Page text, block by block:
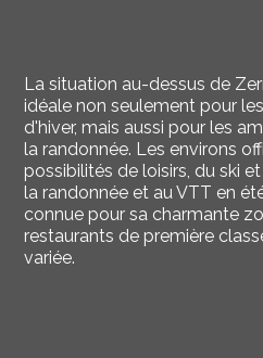
La situation au-dessus de
idéale non seulement pour
d'hiver, mais aussi pour les
la randonnée. Les environs
possibilités de loisirs, du ski
la randonnée et au VTT en
connue pour sa charmante
restaurants de première
variée.